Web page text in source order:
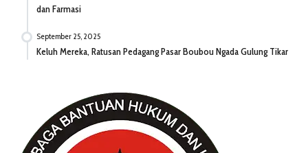
dan Farmasi
September 25, 2025
Keluh Mereka, Ratusan Pedagang Pasar Boubou Ngada Gulung Tikar